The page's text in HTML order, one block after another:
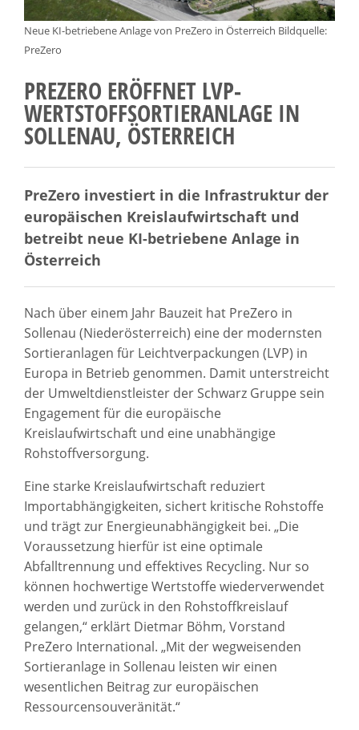
Neue KI-betriebene Anlage von PreZero in Österreich Bildquelle:
PreZero
PREZERO ERÖFFNET LVP-
WERTSTOFFSORTIERANLAGE IN
SOLLENAU, ÖSTERREICH
PreZero investiert in die Infrastruktur der
europäischen Kreislaufwirtschaft und
betreibt neue KI-betriebene Anlage in
Österreich
Nach über einem Jahr Bauzeit hat PreZero in
Sollenau (Niederösterreich) eine der modernsten
Sortieranlagen für Leichtverpackungen (LVP) in
Europa in Betrieb genommen. Damit unterstreicht
der Umweltdienstleister der Schwarz Gruppe sein
Engagement für die europäische
Kreislaufwirtschaft und eine unabhängige
Rohstoffversorgung.
Eine starke Kreislaufwirtschaft reduziert
Importabhängigkeiten, sichert kritische Rohstoffe
und trägt zur Energieunabhängigkeit bei. „Die
Voraussetzung hierfür ist eine optimale
Abfalltrennung und effektives Recycling. Nur so
können hochwertige Wertstoffe wiederverwendet
werden und zurück in den Rohstoffkreislauf
gelangen,“ erklärt Dietmar Böhm, Vorstand
PreZero International. „Mit der wegweisenden
Sortieranlage in Sollenau leisten wir einen
wesentlichen Beitrag zur europäischen
Ressourcensouveränität.“